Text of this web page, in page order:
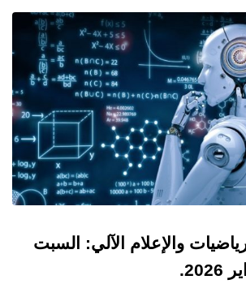
والإعلام الآلي: السبت